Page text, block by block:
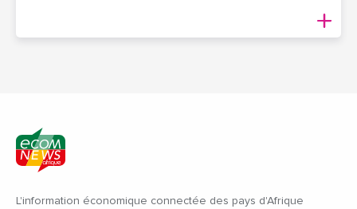
L'information économique connectée des pays d'Afrique